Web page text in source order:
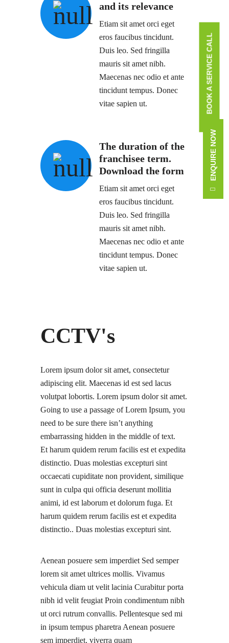
and its relevance
Etiam sit amet orci eget
eros faucibus tincidunt.
Duis leo. Sed fringilla
mauris sit amet nibh.
Maecenas nec odio et ante
tincidunt tempus. Donec
vitae sapien ut.
The duration of the
franchisee term.
Download the form
Etiam sit amet orci eget
eros faucibus tincidunt.
Duis leo. Sed fringilla
mauris sit amet nibh.
Maecenas nec odio et ante
tincidunt tempus. Donec
vitae sapien ut.
CCTV's
Lorem ipsum dolor sit amet, consectetur
adipiscing elit. Maecenas id est sed lacus
volutpat lobortis. Lorem ipsum dolor sit amet.
Going to use a passage of Lorem Ipsum, you
need to be sure there isn’t anything
embarrassing hidden in the middle of text.
Et harum quidem rerum facilis est et expedita
distinctio. Duas molestias excepturi sint
occaecati cupiditate non provident, similique
sunt in culpa qui officia deserunt mollitia
animi, id est laborum et dolorum fuga. Et
harum quidem rerum facilis est et expedita
distinctio.. Duas molestias excepturi sint.
Aenean posuere sem imperdiet Sed semper
lorem sit amet ultrices mollis. Vivamus
vehicula diam ut velit lacinia Curabitur porta
nibh id velit feugiat Proin condimentum nibh
ut orci rutrum convallis. Pellentesque sed mi
in ipsum tempus pharetra Aenean posuere
sem imperdiet, viverra quam
BOOK A SERVICE CALL
ENQUIRE NOW